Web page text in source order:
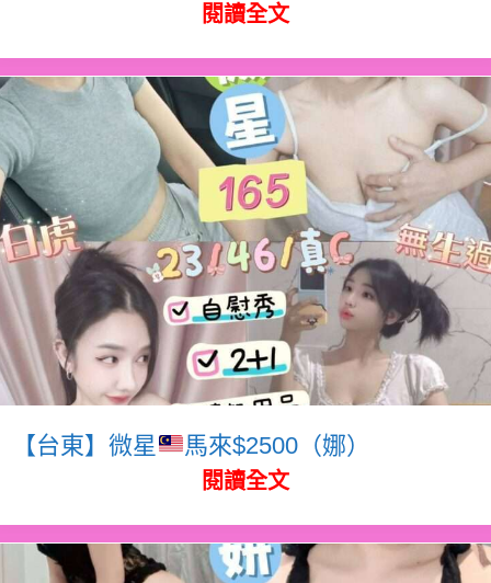
閱讀全文
【台東】微星 馬來$2500（娜）
閱讀全文